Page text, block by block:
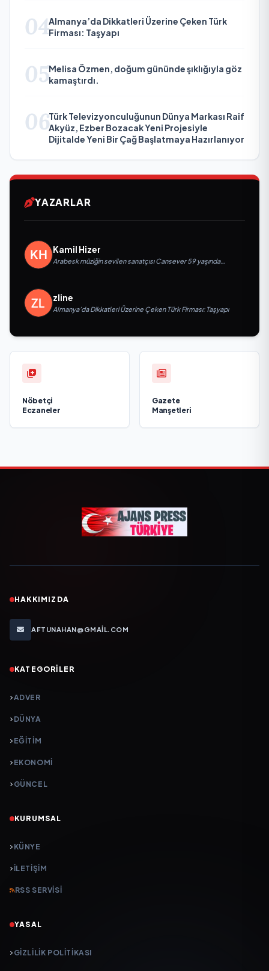
04Almanya’da Dikkatleri Üzerine Çeken Türk
Firması: Taşyapı
05Melisa Özmen, doğum gününde şıklığıyla göz
kamaştırdı.
06Türk Televizyonculuğunun Dünya Markası Raif
Akyüz, Ezber Bozacak Yeni Projesiyle
Dijitalde Yeni Bir Çağ Başlatmaya Hazırlanıyor
YAZARLAR
Kamil Hizer
Arabesk müziğin sevilen sanatçısı Cansever 59 yaşında
zline
Almanya’da Dikkatleri Üzerine Çeken Türk Firması: Taşyapı
Nöbetçi
Eczaneler
Gazete
Manşetleri
HAKKIMIZDA
AFTUNAHAN@GMAIL.COM
KATEGORILER
ADVER
DÜNYA
EĞİTİM
EKONOMİ
GÜNCEL
KURUMSAL
KÜNYE
İLETIŞIM
RSS SERVISI
YASAL
GIZLILIK POLITIKASI